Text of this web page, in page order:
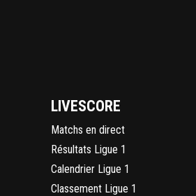
LIVESCORE
Matchs en direct
Résultats Ligue 1
Calendrier Ligue 1
Classement Ligue 1